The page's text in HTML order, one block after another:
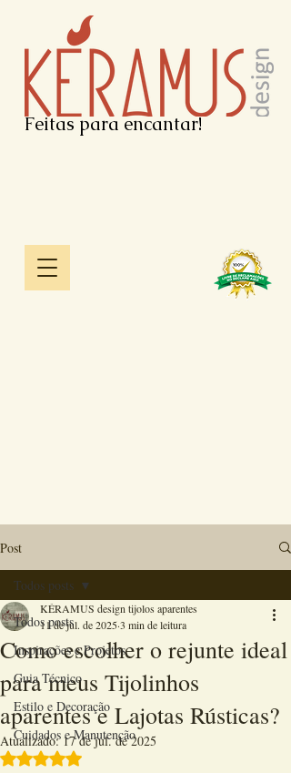
Feitas para encantar!
Post
Todos posts
Inspirações e Projetos
Guia Técnico
Estilo e Decoração
Cuidados e Manutenção
Todos posts
Como escolher o rejunte ideal
para meus Tijolinhos
aparentes e Lajotas Rústicas?
KÉRAMUS design tijolos aparentes
11 de jul. de 20253 min de leitura
Atualizado: 17 de jul. de 2025
Avaliado com NaN de 5 estrelas.